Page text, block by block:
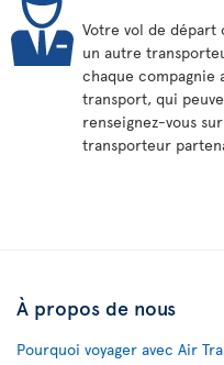
Votre vol de
un autre
chaque compagnie
transport, qui
renseignez-vous
transporteur
À propos de nous
Pourquoi voyager avec Air